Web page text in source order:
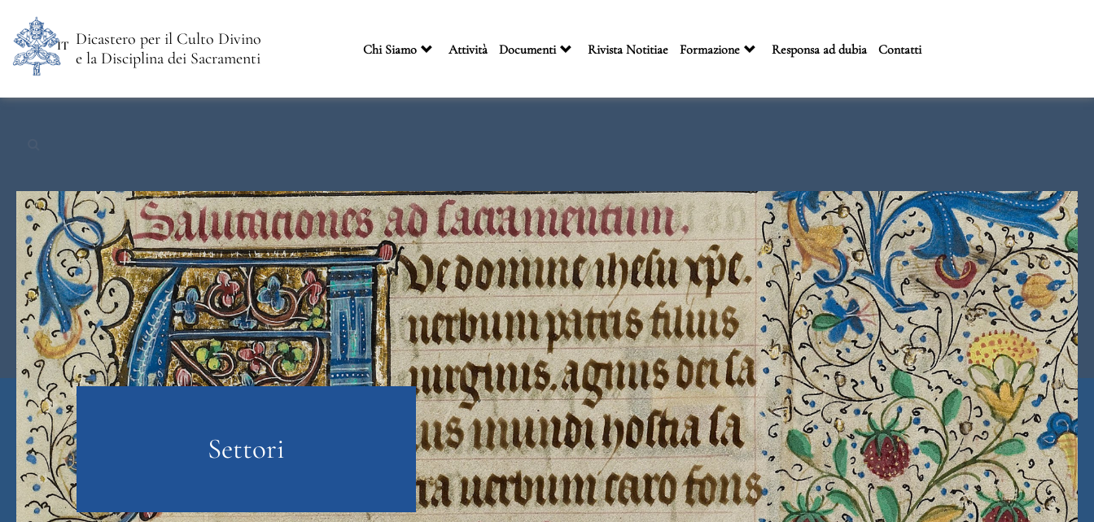
Dicastero per il Culto Divino
e la Disciplina dei Sacramenti
Chi Siamo Attività Documenti Rivista Notitiae Formazione Responsa ad dubia Contatti
IT
Settori